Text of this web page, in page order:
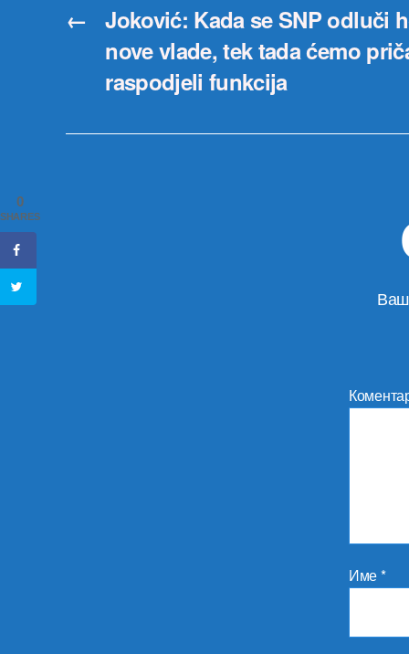
←
Joković: Kada se SNP odluči
nove vlade, tek tada ćemo
raspodjeli funkcija
Име*
0
SHARES